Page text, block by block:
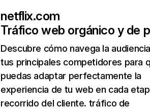
netflix.com
Tráfico web orgánico y de
Descubre cómo navega la
tus principales competidores para
puedas adaptar perfectamente la
experiencia de tu web en cada
recorrido del cliente. tráfico de